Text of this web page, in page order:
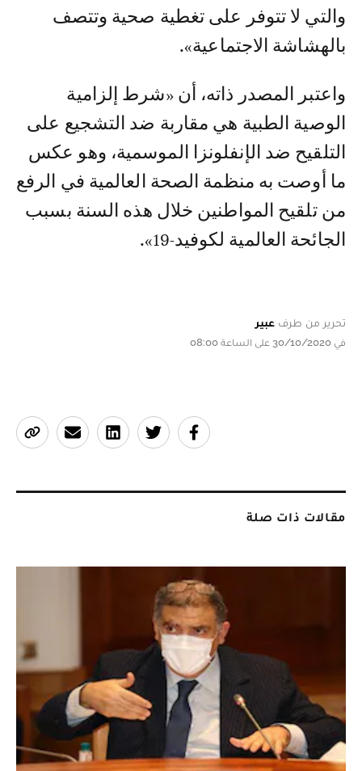
والتي لا تتوفر على تغطية صحية وتتصف
بالهشاشة الاجتماعية».
واعتبر المصدر ذاته، أن «شرط إلزامية
الوصية الطبية هي مقاربة ضد التشجيع على
التلقيح ضد الإنفلونزا الموسمية، وهو عكس
ما أوصت به منظمة الصحة العالمية في الرفع
من تلقيح المواطنين خلال هذه السنة بسبب
الجائحة العالمية لكوفيد-19».
تحرير من طرف عبير
في 30/10/2020 على الساعة 08:00
مقالات ذات صلة